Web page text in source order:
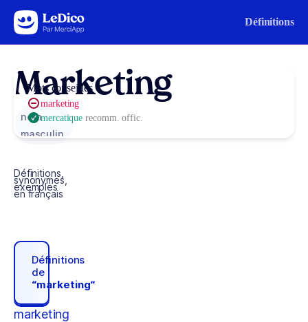
Aller au contenu Définitions
Marketing
nom
masculin
Définitions,
synonymes,
exemples
en français
Définitions
de
“marketing“
marketing
Mots conseillés
marketing
mercatiquerecomm. offic.